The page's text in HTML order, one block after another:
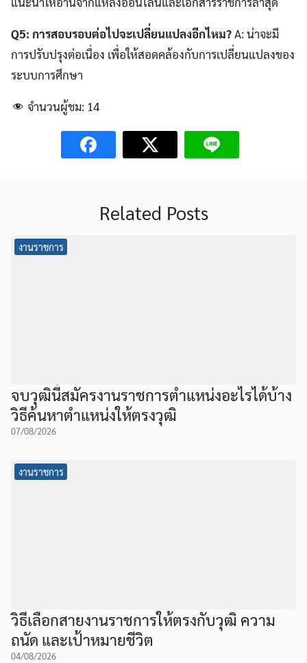
Q5: การสอบรอบต่อไปจะเปลี่ยนแปลงอีกไหม?A: น่าจะมี
การปรับปรุงต่อเนื่อง เพื่อให้สอดคล้องกับการเปลี่ยนแปลงของ
ระบบการศึกษา
จำนวนผู้ชม: 14
Related Posts
งานราชการ
จบวุฒินี้สมัครงานราชการตำแหน่งอะไรได้บ้าง
วิธีค้นหาตำแหน่งให้ตรงวุฒิ
07/08/2026
งานราชการ
วิธีเลือกสายงานราชการให้ตรงกับวุฒิ ความ
ถนัด และเป้าหมายชีวิต
04/08/2026